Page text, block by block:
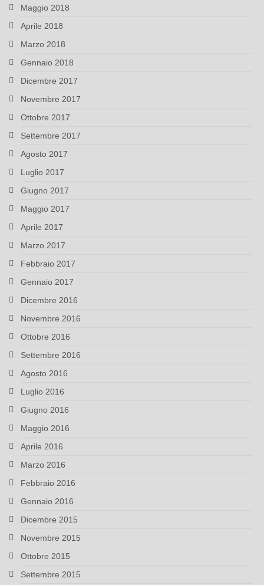
Maggio 2018
Aprile 2018
Marzo 2018
Gennaio 2018
Dicembre 2017
Novembre 2017
Ottobre 2017
Settembre 2017
Agosto 2017
Luglio 2017
Giugno 2017
Maggio 2017
Aprile 2017
Marzo 2017
Febbraio 2017
Gennaio 2017
Dicembre 2016
Novembre 2016
Ottobre 2016
Settembre 2016
Agosto 2016
Luglio 2016
Giugno 2016
Maggio 2016
Aprile 2016
Marzo 2016
Febbraio 2016
Gennaio 2016
Dicembre 2015
Novembre 2015
Ottobre 2015
Settembre 2015